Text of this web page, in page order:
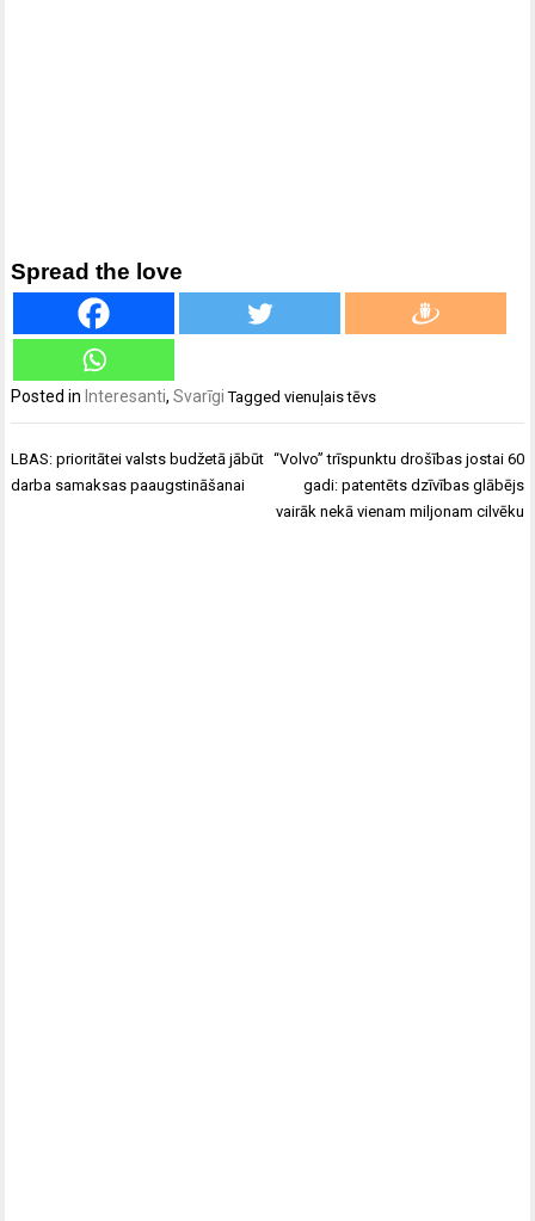
Spread the love
Posted in Interesanti,Svarīgi Taggedvienuļais tēvs
Ziņu
izvēlne
LBAS: prioritātei valsts budžetā jābūt
darba samaksas paaugstināšanai
“Volvo” trīspunktu drošības jostai 60
gadi: patentēts dzīvības glābējs
vairāk nekā vienam miljonam cilvēku